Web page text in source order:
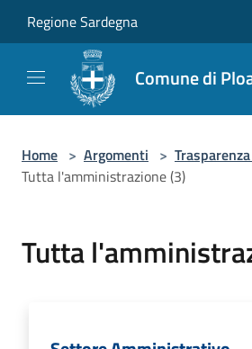
Regione Sardegna
Comune di
Home > Argomenti >
Tutta l'amministrazione (3)
Tutta